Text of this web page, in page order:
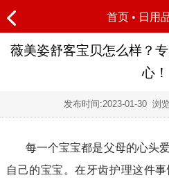
首页 • 日用
薇美姿舒客宝贝怎么样？
心！
发布时间:2023-01-30 浏
每一个宝宝都是父母的心头
自己的宝宝。在牙齿护理这件